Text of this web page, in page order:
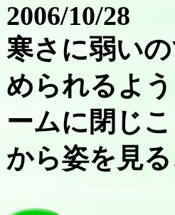
2006/10/28
寒さに弱い
められるよ
ームに閉じ
から姿を見